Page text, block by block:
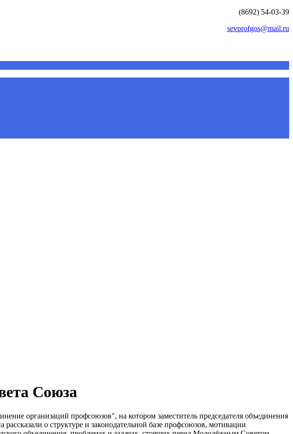
(8692) 54-03-39
sevprofgos@mail.ru
Союза
организаций профсоюзов", на котором заместитель председателя объединения
о структуре и законодательной базе профсоюзов, мотивации